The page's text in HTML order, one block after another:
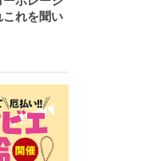
れを聞い